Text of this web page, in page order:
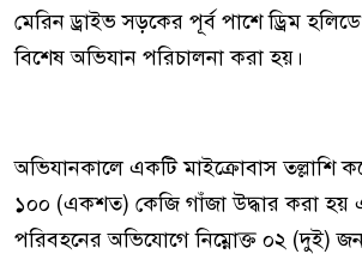
মেরিন ড্রাইভ সড়কের পূর্ব পাশে ড্রিম
বিশেষ অভিযান পরিচালনা করা হয়।
অভিযানকালে একটি মাইক্রোবাস তল্লাশি
১০০ (একশত) কেজি গাঁজা উদ্ধার করা হয়
পরিবহনের অভিযোগে নিম্নোক্ত ০২ (দুই)